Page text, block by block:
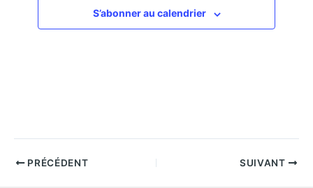
S’abonner au calendrier
PRÉCÉDENT SUIVANT